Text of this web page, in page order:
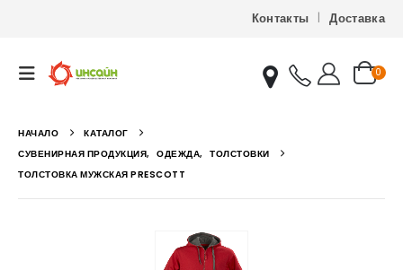
Контакты Доставка
0
НАЧАЛО
КАТАЛОГ
СУВЕНИРНАЯ ПРОДУКЦИЯ, ОДЕЖДА, ТОЛСТОВКИ
ТОЛСТОВКА МУЖСКАЯ PRESCOTT